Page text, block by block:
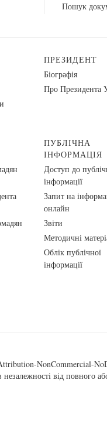
Пошук
ПРЕЗИДЕНТ
Біографія
Про Президента
ПУБЛІЧНА
ІНФОРМАЦІЯ
Доступ до
інформації
Запит на
онлайн
Звіти
Методичні
Облік публічної
інформації
NonCommercial-
незалежності від повного